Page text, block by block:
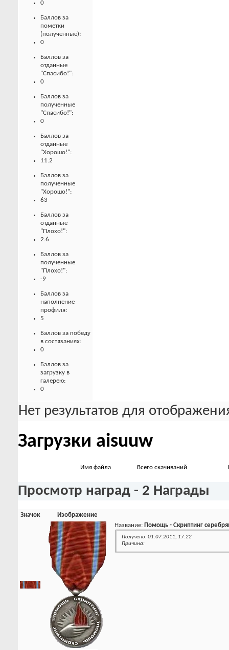
0
Баллов за
пометки
(полученные):
0
Баллов за
отданные
"Спасибо!":
0
Баллов за
полученные
"Спасибо!":
0
Баллов за
отданные
"Хорошо!":
11.2
Баллов за
полученные
"Хорошо!":
63
Баллов за
отданные
"Плохо!":
2.6
Баллов за
полученные
"Плохо!":
-9
Баллов за
наполнение
профиля:
5
Баллов за победу
в состязаниях:
0
Баллов за
загрузку в
галерею:
0
Нет результатов для
Загрузки aisuuw
Имя файла Всего скачиваний
Просмотр наград - 2 Награды
Значок
Изображение
Название: Помощь - Скриптинг
Получено: 01.07.2011, 17:22
Причина: